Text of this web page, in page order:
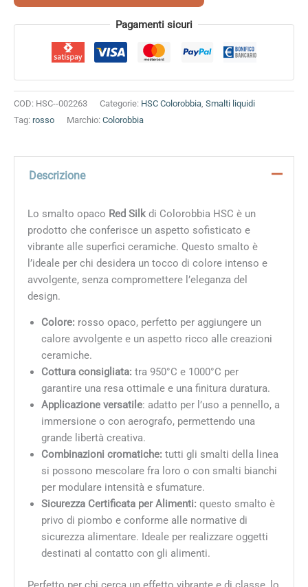
Alternative: Pagamenti sicuri
COD: HSC--002263 Categorie: HSC Colorobbia, Smalti liquidi
Tag: rosso Marchio: Colorobbia
Descrizione
Lo smalto opaco Red Silkdi Colorobbia HSC è un
prodotto che conferisce un aspetto sofisticato e
vibrante alle superfici ceramiche. Questo smalto è
l’ideale per chi desidera un tocco di colore intenso e
avvolgente, senza compromettere l’eleganza del
design.
Colore: rosso opaco, perfetto per aggiungere un
calore avvolgente e un aspetto ricco alle creazioni
ceramiche.
Cottura consigliata: tra 950°C e 1000°C per
garantire una resa ottimale e una finitura duratura.
Applicazione versatile: adatto per l’uso a pennello, a
immersione o con aerografo, permettendo una
grande libertà creativa.
Combinazioni cromatiche: tutti gli smalti della linea
si possono mescolare fra loro o con smalti bianchi
per modulare intensità e sfumature.
Sicurezza Certificata per Alimenti: questo smalto è
privo di piombo e conforme alle normative di
sicurezza alimentare. Ideale per realizzare oggetti
destinati al contatto con gli alimenti.